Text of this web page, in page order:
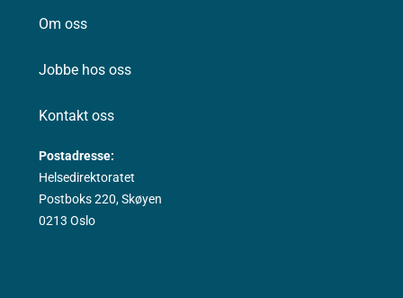
Om oss
Jobbe hos oss
Kontakt oss
Postadresse:
Helsedirektoratet
Postboks 220, Skøyen
0213 Oslo